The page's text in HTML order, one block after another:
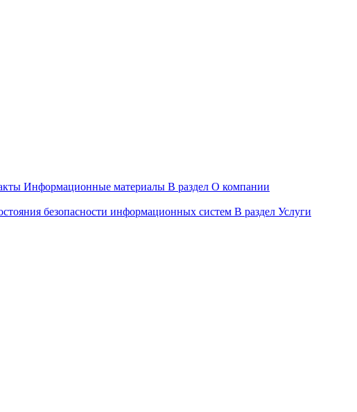
Информационные материалы В раздел О компании
безопасности информационных систем В раздел Услуги